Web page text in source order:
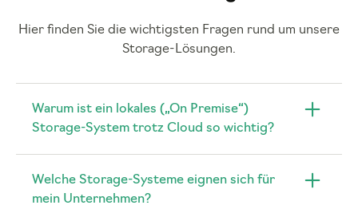
Hier finden Sie die wichtigsten Fragen rund um unsere
Storage-Lösungen.
Warum ist ein lokales („On Premise“)
Storage-System trotz Cloud so wichtig?
Welche Storage-Systeme eignen sich für
mein Unternehmen?